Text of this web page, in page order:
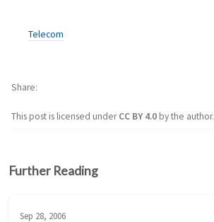
Telecom
This post is licensed underCC BY 4.0by the author.
Share
Further Reading
Sep 28, 2006